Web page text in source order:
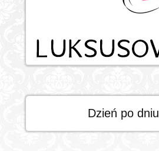
Dzień po dniu